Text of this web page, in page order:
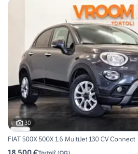
30
FIAT 500X 500X 1.6 MultiJet 130 CV Connect